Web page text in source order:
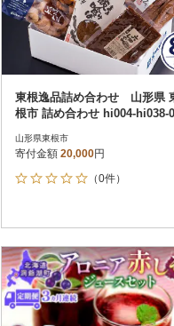
東根逸品詰め合わせ 山形県
根市 詰め合わせ hi004-hi038-
山形県東根市
寄付金額 20,000円
（0件）